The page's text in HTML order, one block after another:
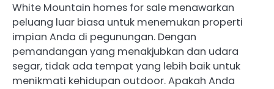
White Mountain homes for sale menawarkan
peluang luar biasa untuk menemukan properti
impian Anda di pegunungan. Dengan
pemandangan yang menakjubkan dan udara
segar, tidak ada tempat yang lebih baik untuk
menikmati kehidupan outdoor. Apakah Anda